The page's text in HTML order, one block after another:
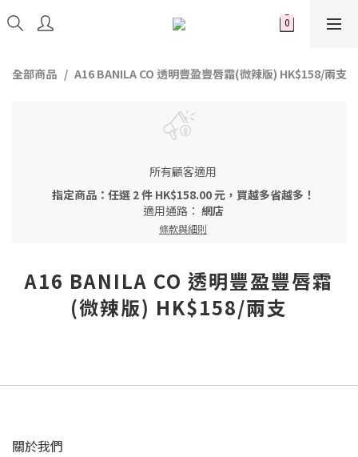
全部商品 A16 BANILA CO 透明豐盈豐唇霜(微辣版) HK$158/兩支
所有顧客適用
指定商品：任選 2 件 HK$158.00 元，買越多省越多！
適用通路： 網店
條款與細則
A16 BANILA CO 透明豐盈豐唇霜
(微辣版) HK$158/兩支
關於我們